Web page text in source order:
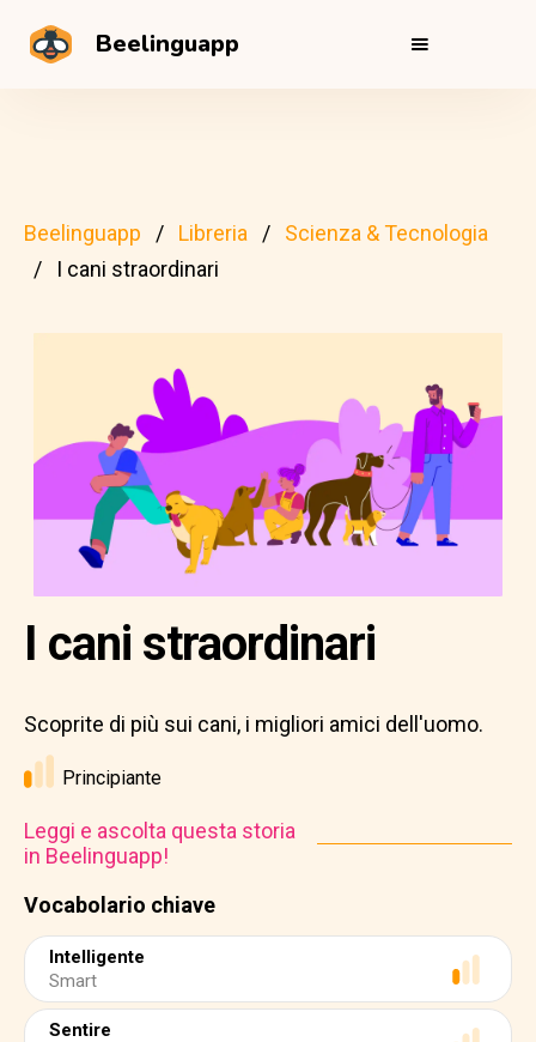
Beelinguapp
Beelinguapp Libreria
Scienza & Tecnologia
I cani straordinari
Vocabolario chiave
Intelligente
Smart
Sentire
I cani straordinari
Scoprite di più sui cani, i migliori amici dell'uomo.
Principiante
Leggi e ascolta questa storia
in Beelinguapp!